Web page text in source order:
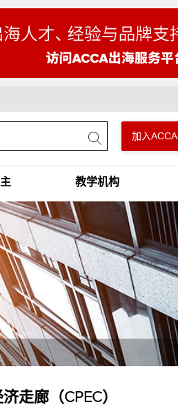
加入ACCA
教学机构
走廊（CPEC）